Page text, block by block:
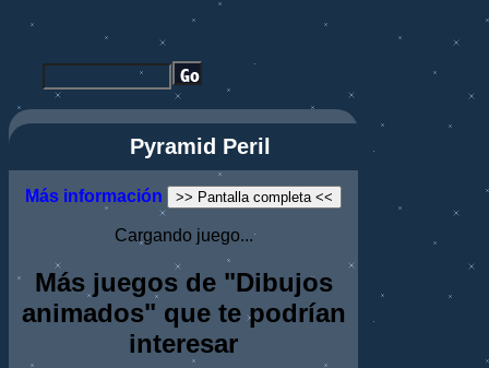
Pyramid Peril
Más información >> Pantalla completa <<
Cargando juego...
Más juegos de "Dibujos
animados" que te podrían
interesar